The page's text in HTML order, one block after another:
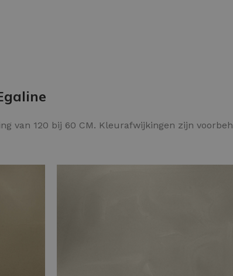
van 120 bij 60 CM. Kleurafwijkingen zijn